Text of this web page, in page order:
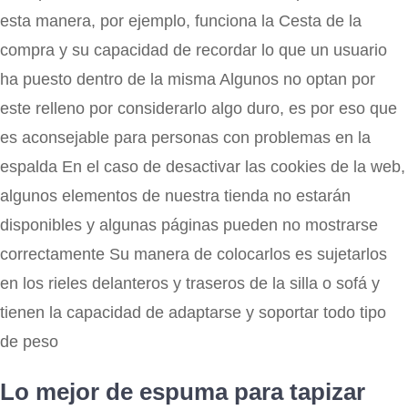
esta manera, por ejemplo, funciona la Cesta de la
compra y su capacidad de recordar lo que un usuario
ha puesto dentro de la misma Algunos no optan por
este relleno por considerarlo algo duro, es por eso que
es aconsejable para personas con problemas en la
espalda En el caso de desactivar las cookies de la web,
algunos elementos de nuestra tienda no estarán
disponibles y algunas páginas pueden no mostrarse
correctamente Su manera de colocarlos es sujetarlos
en los rieles delanteros y traseros de la silla o sofá y
tienen la capacidad de adaptarse y soportar todo tipo
de peso
Lo mejor de espuma para tapizar